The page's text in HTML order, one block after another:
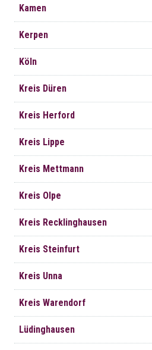
Kamen
Kerpen
Köln
Kreis Düren
Kreis Herford
Kreis Lippe
Kreis Mettmann
Kreis Olpe
Kreis Recklinghausen
Kreis Steinfurt
Kreis Unna
Kreis Warendorf
Lüdinghausen